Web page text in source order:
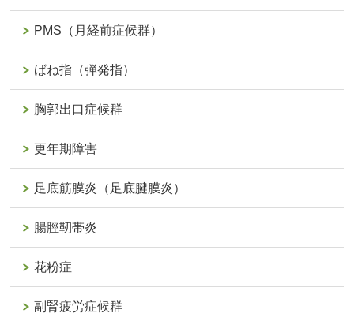
PMS（月経前症候群）
ばね指（弾発指）
胸郭出口症候群
更年期障害
足底筋膜炎（足底腱膜炎）
腸脛靭帯炎
花粉症
副腎疲労症候群